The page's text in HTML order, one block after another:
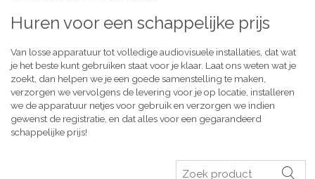
Huren voor een schappelijke prijs
Van losse apparatuur tot volledige audiovisuele installaties, dat wat
je het beste kunt gebruiken staat voor je klaar. Laat ons weten wat je
zoekt, dan helpen we je een goede samenstelling te maken,
verzorgen we vervolgens de levering voor je op locatie, installeren
we de apparatuur netjes voor gebruik en verzorgen we indien
gewenst de registratie, en dat alles voor een gegarandeerd
schappelijke prijs!
Zoeken